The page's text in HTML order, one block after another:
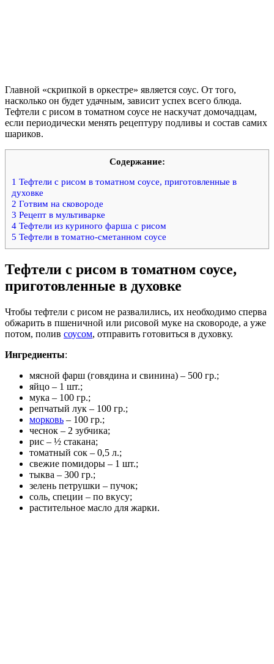
Главной «скрипкой в оркестре» является соус. От того,
насколько он будет удачным, зависит успех всего блюда.
Тефтели с рисом в томатном соусе не наскучат домочадцам,
если периодически менять рецептуру подливы и состав самих
шариков.
Содержание:
1 Тефтели с рисом в томатном соусе, приготовленные в
духовке
2 Готвим на сковороде
3 Рецепт в мультиварке
4 Тефтели из куриного фарша с рисом
5 Тефтели в томатно-сметанном соусе
Тефтели с рисом в томатном соусе,
приготовленные в духовке
Чтобы тефтели с рисом не развалились, их необходимо сперва
обжарить в пшеничной или рисовой муке на сковороде, а уже
потом, полив соусом, отправить готовиться в духовку.
Ингредиенты:
мясной фарш (говядина и свинина) – 500 гр.;
яйцо – 1 шт.;
мука – 100 гр.;
репчатый лук – 100 гр.;
морковь – 100 гр.;
чеснок – 2 зубчика;
рис – ½ стакана;
томатный сок – 0,5 л.;
свежие помидоры – 1 шт.;
тыква – 300 гр.;
зелень петрушки – пучок;
соль, специи – по вкусу;
растительное масло для жарки.